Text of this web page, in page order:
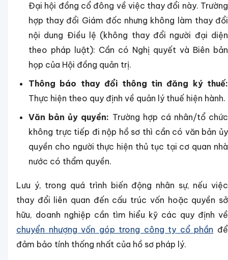
Đại hội đồng cổ đông về việc thay đổi này. Trường
hợp thay đổi Giám đốc nhưng không làm thay đổi
nội dung Điều lệ (không thay đổi người đại diện
theo pháp luật): Cần có Nghị quyết và Biên bản
họp của Hội đồng quản trị.
Thông báo thay đổi thông tin đăng ký thuế:
Thực hiện theo quy định về quản lý thuế hiện hành.
Văn bản ủy quyền: Trường hợp cá nhân/tổ chức
không trực tiếp đi nộp hồ sơ thì cần có văn bản ủy
quyền cho người thực hiện thủ tục tại cơ quan nhà
nước có thẩm quyền.
Lưu ý, trong quá trình biến động nhân sự, nếu việc
thay đổi liên quan đến cấu trúc vốn hoặc quyền sở
hữu, doanh nghiệp cần tìm hiểu kỹ các quy định về
chuyển nhượng vốn góp trong công ty cổ phần để
đảm bảo tính thống nhất của hồ sơ pháp lý.